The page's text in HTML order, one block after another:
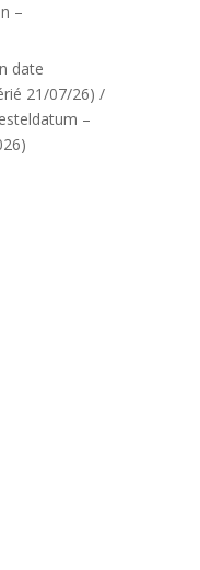
–
date
21/07/26) /
–